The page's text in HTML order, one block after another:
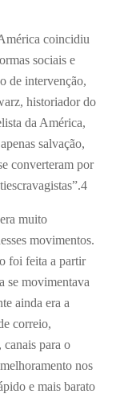
coincidiu
sociais e
de intervenção,
historiador do
da América,
salvação,
converteram por
4
muito
movimentos.
foi feita a partir
se movimentava
ainda era a
correio,
canais para o
nos
e mais barato